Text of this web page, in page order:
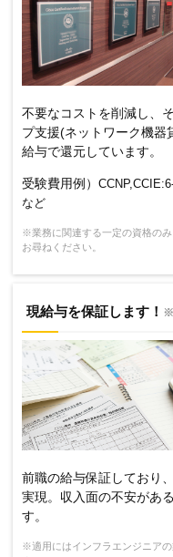
不要なコストを削減し、
プ支援(ネットワーク機器
給与で還元しています。
受験費用例）
など
※業務に関連する一定の資格の
お尋ねください。
現給与を保証します！ ※
前職の給与保証しており
実現。収入面の不安があ
す。
※適用にはインフラエンジニア